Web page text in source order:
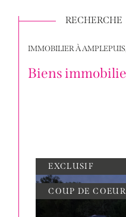
RECHERCHE
IMMOBILIER À
Biens
EXCLUSIF
COUP DE COEUR